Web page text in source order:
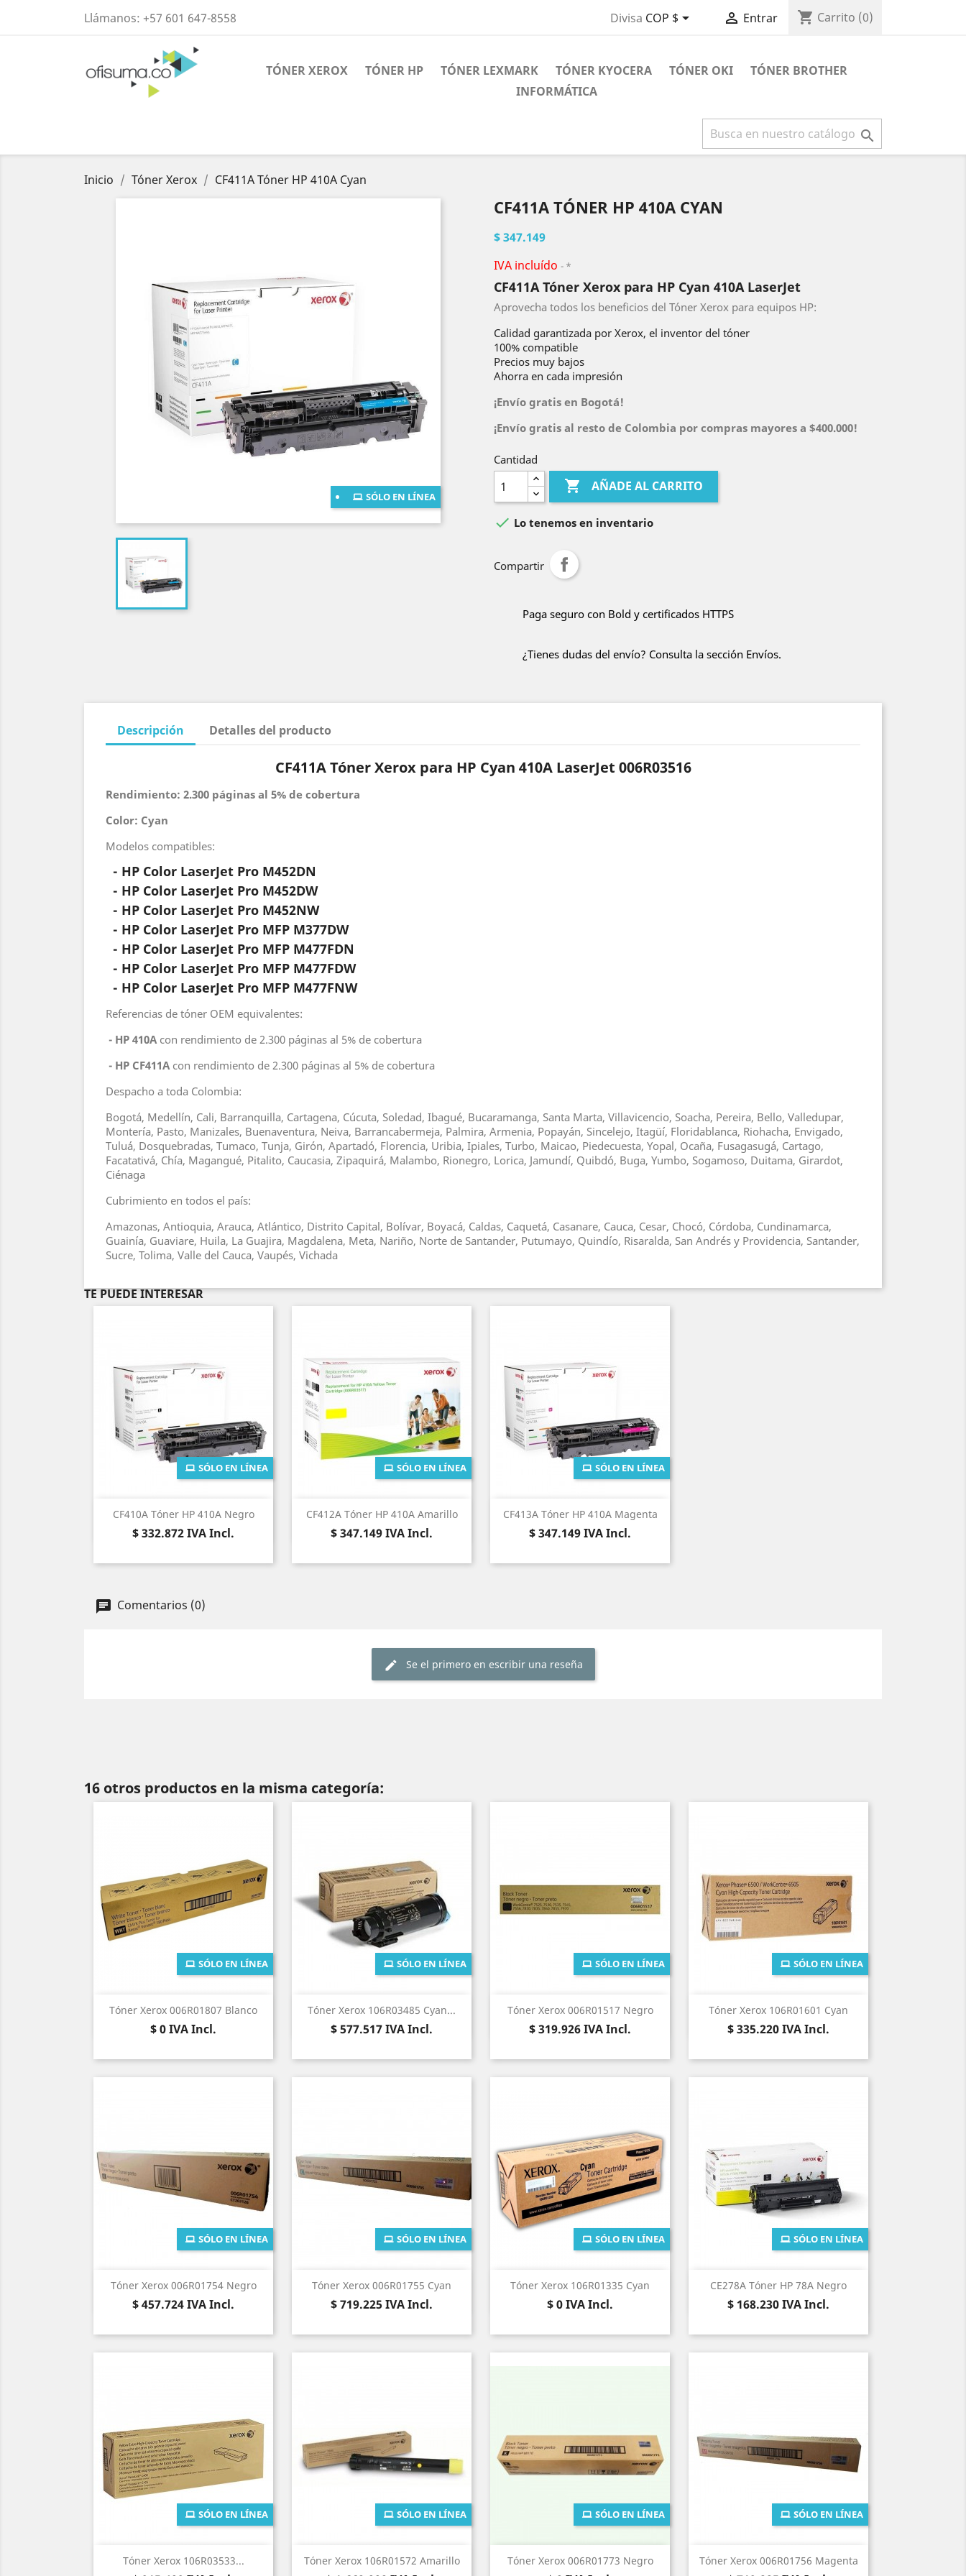
Llámanos: +57 601 647-8558 Divisa COP $  Entrar shopping_cart Carrito (0)
TÓNER XEROX TÓNER HP TÓNER LEXMARK TÓNER KYOCERA TÓNER OKI
TÓNER BROTHER
INFORMÁTICA

Inicio Tóner Xerox CF411A Tóner HP 410A Cyan
SÓLO EN LÍNEA
CF411A TÓNER HP 410A CYAN
$ 347.149
IVA incluído
*
CF411A Tóner Xerox para HP Cyan 410A LaserJet
Aprovecha todos los beneficios del Tóner Xerox para equipos HP:
Calidad garantizada por Xerox, el inventor del tóner
100% compatible
Precios muy bajos
Ahorra en cada impresión
¡Envío gratis en Bogotá!
¡Envío gratis al resto de Colombia por compras mayores a $400.000!
Cantidad
 AÑADE AL CARRITO
 Lo tenemos en inventario
Compartir
Paga seguro con Bold y certificados HTTPS
¿Tienes dudas del envío? Consulta la sección Envíos.
Descripción Detalles del producto
CF411A Tóner Xerox para HP Cyan 410A LaserJet 006R03516
Rendimiento: 2.300 páginas al 5% de cobertura
Color: Cyan
Modelos compatibles:
- HP Color LaserJet Pro M452DN
- HP Color LaserJet Pro M452DW
- HP Color LaserJet Pro M452NW
- HP Color LaserJet Pro MFP M377DW
- HP Color LaserJet Pro MFP M477FDN
- HP Color LaserJet Pro MFP M477FDW
- HP Color LaserJet Pro MFP M477FNW
Referencias de tóner OEM equivalentes:
- HP 410A con rendimiento de 2.300 páginas al 5% de cobertura
- HP CF411A con rendimiento de 2.300 páginas al 5% de cobertura
Despacho a toda Colombia:
Bogotá, Medellín, Cali, Barranquilla, Cartagena, Cúcuta, Soledad, Ibagué, Bucaramanga, Santa Marta, Villavicencio, Soacha, Pereira, Bello, Valledupar,
Montería, Pasto, Manizales, Buenaventura, Neiva, Barrancabermeja, Palmira, Armenia, Popayán, Sincelejo, Itagüí, Floridablanca, Riohacha, Envigado,
Tuluá, Dosquebradas, Tumaco, Tunja, Girón, Apartadó, Florencia, Uribia, Ipiales, Turbo, Maicao, Piedecuesta, Yopal, Ocaña, Fusagasugá, Cartago,
Facatativá, Chía, Magangué, Pitalito, Caucasia, Zipaquirá, Malambo, Rionegro, Lorica, Jamundí, Quibdó, Buga, Yumbo, Sogamoso, Duitama, Girardot,
Ciénaga
Cubrimiento en todos el país:
Amazonas, Antioquia, Arauca, Atlántico, Distrito Capital, Bolívar, Boyacá, Caldas, Caquetá, Casanare, Cauca, Cesar, Chocó, Córdoba, Cundinamarca,
Guainía, Guaviare, Huila, La Guajira, Magdalena, Meta, Nariño, Norte de Santander, Putumayo, Quindío, Risaralda, San Andrés y Providencia, Santander,
Sucre, Tolima, Valle del Cauca, Vaupés, Vichada
TE PUEDE INTERESAR
CF410A Tóner HP 410A Negro
Precio
$ 332.872IVA Incl.
SÓLO EN LÍNEA
Vista rápida CF412A Tóner HP 410A Amarillo
Precio
$ 347.149IVA Incl.
SÓLO EN LÍNEA
Vista rápida CF413A Tóner HP 410A Magenta
Precio
$ 347.149IVA Incl.
SÓLO EN LÍNEA
Vista rápida
Comentarios (0)
Se el primero en escribir una reseña
16 otros productos en la misma categoría:
Tóner Xerox 006R01807 Blanco
Precio
$ 0IVA Incl.
SÓLO EN LÍNEA
Vista rápida Tóner Xerox 106R03485 Cyan...
Precio
$ 577.517IVA Incl.
SÓLO EN LÍNEA
Vista rápida Tóner Xerox 006R01517 Negro
Precio
$ 319.926IVA Incl.
SÓLO EN LÍNEA
Vista rápida Tóner Xerox 106R01601 Cyan
Precio
$ 335.220IVA Incl.
SÓLO EN LÍNEA
Vista rápida
Tóner Xerox 006R01754 Negro
Precio
$ 457.724IVA Incl.
SÓLO EN LÍNEA
Vista rápida Tóner Xerox 006R01755 Cyan
Precio
$ 719.225IVA Incl.
SÓLO EN LÍNEA
Vista rápida Tóner Xerox 106R01335 Cyan
Precio
$ 0IVA Incl.
SÓLO EN LÍNEA
Vista rápida CE278A Tóner HP 78A Negro
Precio
$ 168.230IVA Incl.
SÓLO EN LÍNEA
Vista rápida
Tóner Xerox 106R03533...
SÓLO EN LÍNEA
Vista rápida Tóner Xerox 106R01572 Amarillo
SÓLO EN LÍNEA
Vista rápida Tóner Xerox 006R01773 Negro
SÓLO EN LÍNEA
Vista rápida Tóner Xerox 006R01756 Magenta
SÓLO EN LÍNEA
Vista rápida